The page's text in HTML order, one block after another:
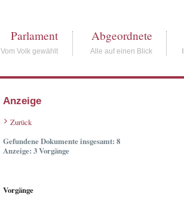
Parlament
Vom Volk gewählt
Abgeordnete
Alle auf einen Blick
Anzeige
Zurück
Gefundene Dokumente insgesamt: 8
Anzeige: 3 Vorgänge
Vorgänge